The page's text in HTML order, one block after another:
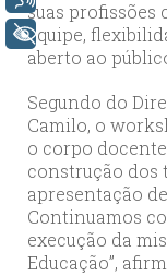
suas profissões
equipe,
aberto ao
Segundo do
Camilo, o
o corpo
construção dos
apresentação
Continuamos
execução da
Educação”,
+